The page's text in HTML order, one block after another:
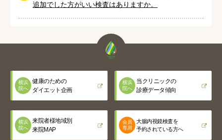
追加でした方がいい検査はありますか。
横浜
院へ
健康のための
ダイエット企画
横浜
院へ
当クリニックの
診療データ傾向
横浜
院へ
来院者様地域別
来院MAP
会員
専用
大腸内視鏡検査を
予約されている方へ